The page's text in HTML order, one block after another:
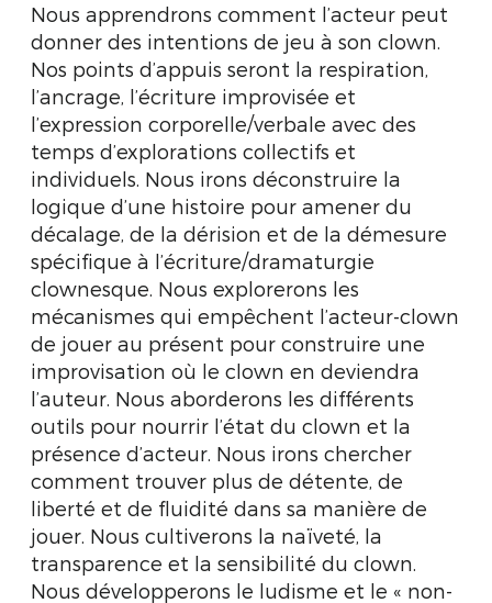
Nous apprendrons comment l’acteur peut
donner des intentions de jeu à son clown.
Nos points d’appuis seront la respiration,
l’ancrage, l’écriture improvisée et
l’expression corporelle/verbale avec des
temps d’explorations collectifs et
individuels. Nous irons déconstruire la
logique d’une histoire pour amener du
décalage, de la dérision et de la démesure
spécifique à l’écriture/dramaturgie
clownesque. Nous explorerons les
mécanismes qui empêchent l’acteur-clown
de jouer au présent pour construire une
improvisation où le clown en deviendra
l’auteur. Nous aborderons les différents
outils pour nourrir l’état du clown et la
présence d’acteur. Nous irons chercher
comment trouver plus de détente, de
liberté et de fluidité dans sa manière de
jouer. Nous cultiverons la naïveté, la
transparence et la sensibilité du clown.
Nous développerons le ludisme et le « non-